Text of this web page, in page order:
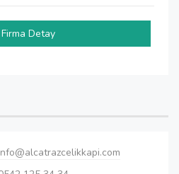
Firma Detay